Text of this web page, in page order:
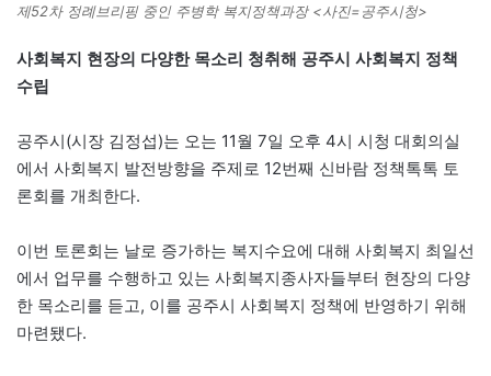
제52차 정례브리핑 중인 주병학 복지정책과장 <사진=공주시청>
사회복지 현장의 다양한 목소리 청취해 공주시 사회복지 정책
수립
공주시(시장 김정섭)는 오는 11월 7일 오후 4시 시청 대회의실
에서 사회복지 발전방향을 주제로 12번째 신바람 정책톡톡 토
론회를 개최한다.
이번 토론회는 날로 증가하는 복지수요에 대해 사회복지 최일선
에서 업무를 수행하고 있는 사회복지종사자들부터 현장의 다양
한 목소리를 듣고, 이를 공주시 사회복지 정책에 반영하기 위해
마련됐다.